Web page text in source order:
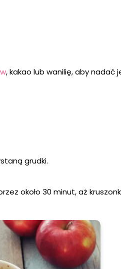
, kakao lub wanilię, aby nadać
grudki.
około 30 minut, aż